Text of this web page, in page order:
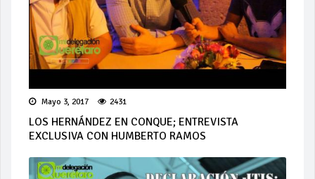
Mayo 3, 2017 2431
LOS HERNÁNDEZ EN CONQUE; ENTREVISTA
EXCLUSIVA CON HUMBERTO RAMOS